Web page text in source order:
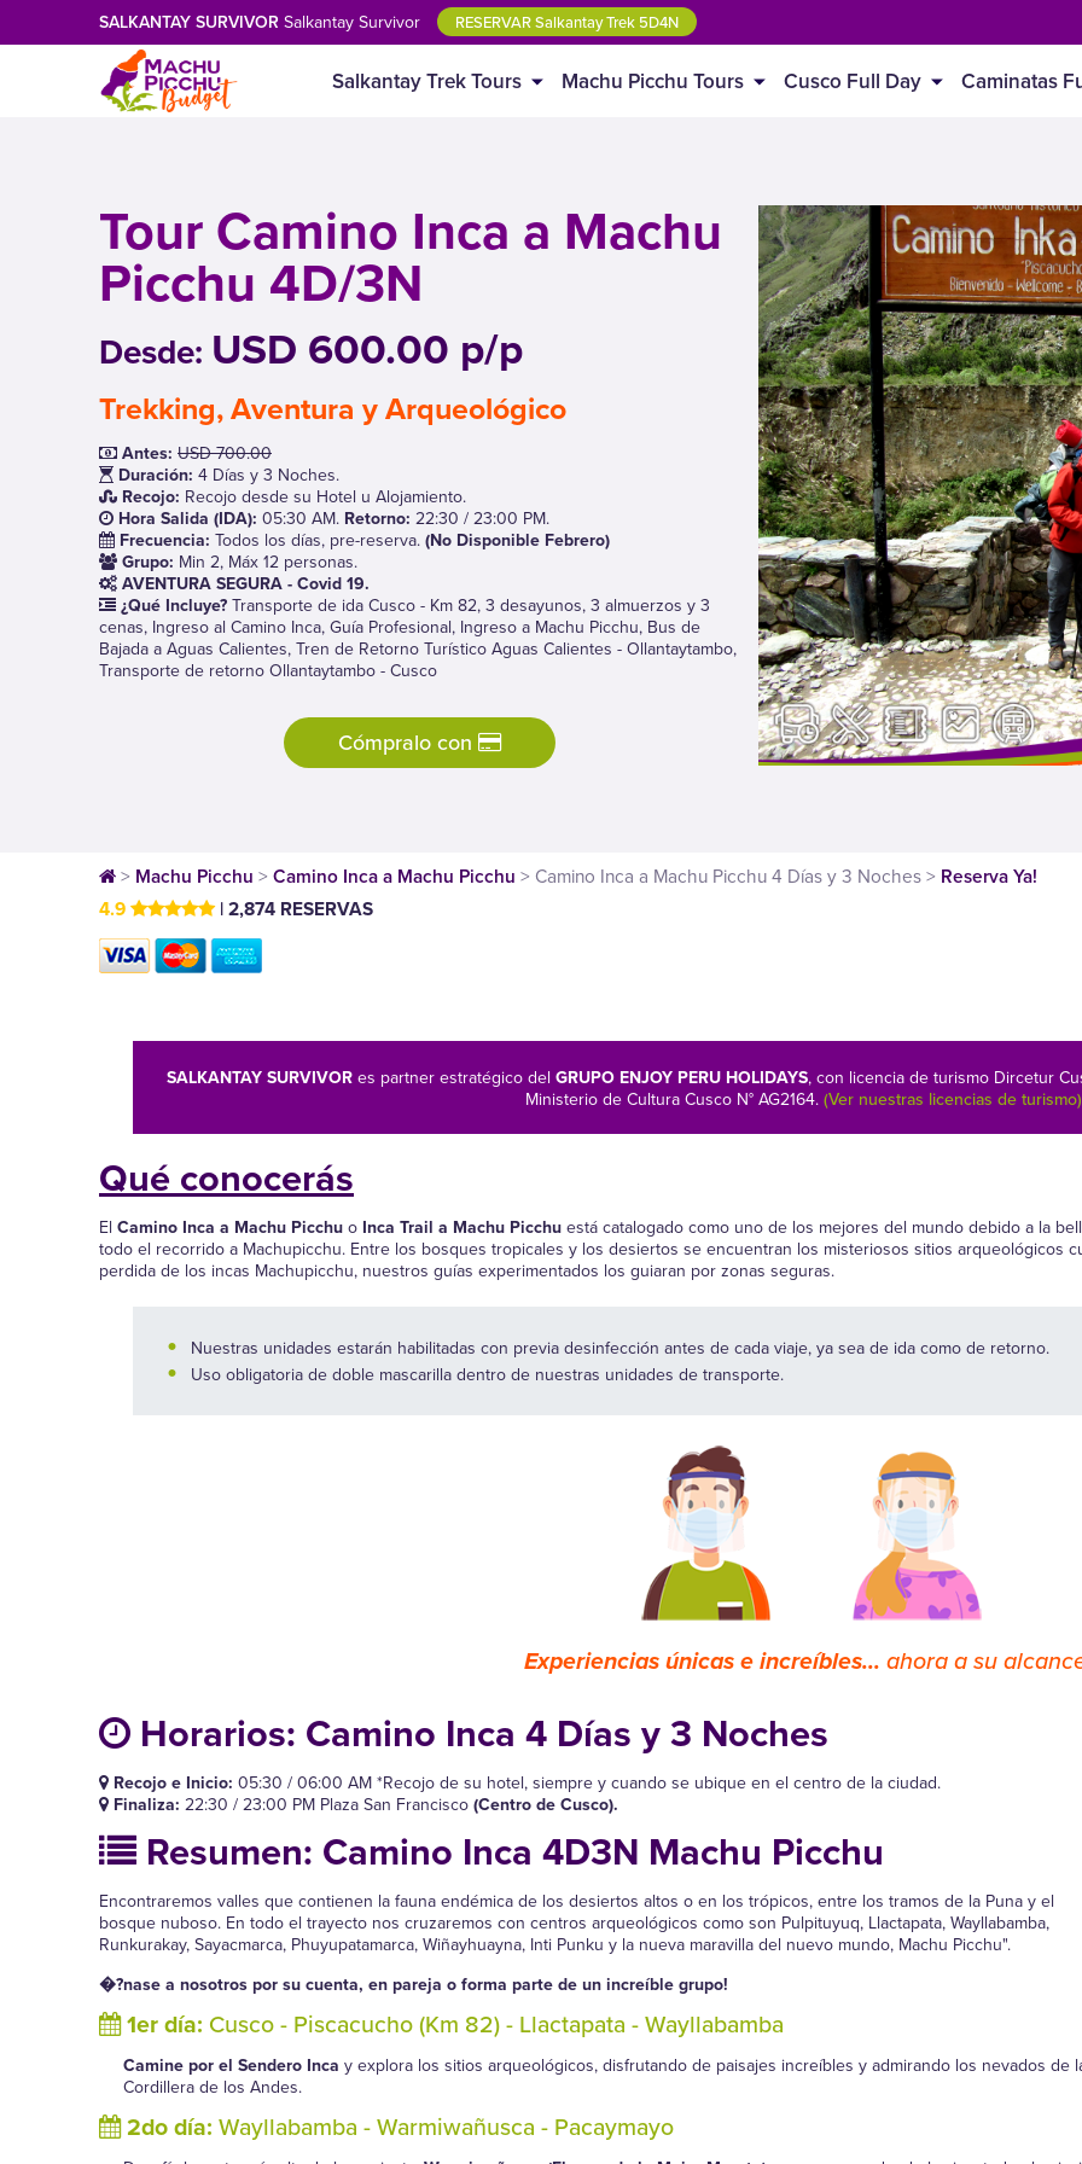
SALKANTAY SURVIVOR Salkantay Survivor RESERVAR Salkantay Trek 5D4N
Salkantay Trek Tours Machu Picchu Tours Cusco Full Day Caminatas
Tour Camino Inca a Machu
Picchu 4D/3N
Desde: USD 600.00 p/p
Trekking, Aventura y Arqueológico
Antes: USD 700.00
Duración: 4 Días y 3 Noches.
Recojo: Recojo desde su Hotel u Alojamiento.
Hora Salida (IDA): 05:30 AM. Retorno: 22:30 / 23:00 PM.
Frecuencia: Todos los dí­as, pre-reserva. (No Disponible Febrero)
Grupo: Min 2, Máx 12 personas.
AVENTURA SEGURA - Covid 19.
¿Qué Incluye? Transporte de ida Cusco - Km 82, 3 desayunos, 3 almuerzos y 3
cenas, Ingreso al Camino Inca, Guía Profesional, Ingreso a Machu Picchu, Bus de
Bajada a Aguas Calientes, Tren de Retorno Turístico Aguas Calientes - Ollantaytambo,
Transporte de retorno Ollantaytambo - Cusco
Cómpralo con
> Machu Picchu > Camino Inca a Machu Picchu > Camino Inca a Machu Picchu 4 Días y 3 Noches> Reserva Ya!
4.9 | 2,874 RESERVAS
SALKANTAY SURVIVORes partner estratégico del GRUPO ENJOY PERU HOLIDAYS, con licencia de turismo Dircetur
Ministerio de Cultura Cusco N° AG2164. (Ver nuestras licencias de turismo)
Qué conocerás
El Camino Inca a Machu Picchu o Inca Trail a Machu Picchu está catalogado como uno de los mejores del mundo debido a la
todo el recorrido a Machupicchu. Entre los bosques tropicales y los desiertos se encuentran los misteriosos sitios arqueológicos
perdida de los incas Machupicchu, nuestros guías experimentados los guiaran por zonas seguras.
Nuestras unidades estarán habilitadas con previa desinfección antes de cada viaje, ya sea de ida como de retorno.
Uso obligatoria de doble mascarilla dentro de nuestras unidades de transporte.
Experiencias únicas e increíbles... ahora a su
Horarios: Camino Inca 4 Días y 3 Noches
Recojo e Inicio: 05:30 / 06:00 AM *Recojo de su hotel, siempre y cuando se ubique en el centro de la ciudad.
Finaliza: 22:30 / 23:00 PM Plaza San Francisco (Centro de Cusco).
Resumen: Camino Inca 4D3N Machu Picchu
Encontraremos valles que contienen la fauna endémica de los desiertos altos o en los trópicos, entre los tramos de la Puna y el
bosque nuboso. En todo el trayecto nos cruzaremos con centros arqueológicos como son Pulpituyuq, Llactapata, Wayllabamba,
Runkurakay, Sayacmarca, Phuyupatamarca, Wiñayhuayna, Inti Punku y la nueva maravilla del nuevo mundo, Machu Picchu".
�?nase a nosotros por su cuenta, en pareja o forma parte de un increíble grupo!
1er día: Cusco - Piscacucho (Km 82) - Llactapata - Wayllabamba
Camine por el Sendero Inca y explora los sitios arqueológicos, disfrutando de paisajes increíbles y admirando los nevados de
Cordillera de los Andes.
2do día: Wayllabamba - Warmiwañusca - Pacaymayo